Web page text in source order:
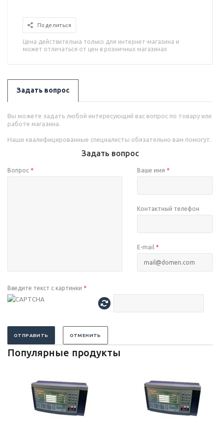
Поделиться
Цена действительна только для интернет-магазина и
может отличаться от цен в розничных магазинах
Задать вопрос
Вы можете задать любой интересующий вас вопрос по товару или
работе магазина.
Наши квалифицированные специалисты обязательно вам помогут.
Задать вопрос
Вопрос * Ваше имя *
Контактный телефон
E-mail *
Введите текст с картинки *
ОТПРАВИТЬ ОТМЕНИТЬ
Популярные продукты